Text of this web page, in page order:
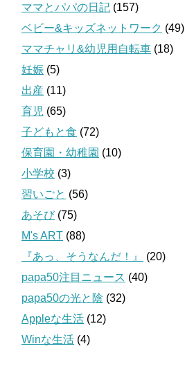
ママとパパの日記 (157)
ベビー&キッズネットワーク (49)
ママチャリ&幼児用自転車 (18)
妊娠 (5)
出産 (11)
育児 (65)
子どもと食 (72)
保育園・幼稚園 (10)
小学校 (3)
習いごと (56)
あそび(75)
M's ART (88)
『あっ、そうなんだ！』
(20)
papa50注目ニュース (40)
papa50の光と陰 (32)
Appleな生活 (12)
Winな生活 (4)